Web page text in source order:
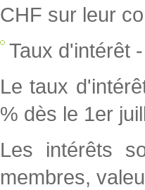
CHF sur leur
Taux d'intérêt
Le taux
% dès le 1er
Les intérêts
membres,